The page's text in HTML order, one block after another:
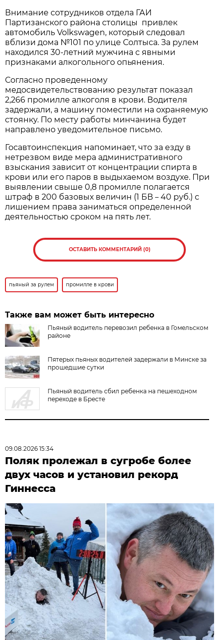
Внимание сотрудников отдела ГАИ
Партизанского района столицы привлек
автомобиль Volkswagen, который следовал
вблизи дома №101 по улице Солтыса. За рулем
находился 30-летний мужчина с явными
признаками алкогольного опьянения.
Согласно проведенному
медосвидетельствованию результат показал
2,266 промилле алкоголя в крови. Водителя
задержали, а машину поместили на охраняемую
стоянку. По месту работы минчанина будет
направлено уведомительное письмо.
Госавтоинспекция напоминает, что за езду в
нетрезвом виде мера административного
взыскания зависит от концентрации спирта в
крови или его паров в выдыхаемом воздухе. При
выявлении свыше 0,8 промилле полагается
штраф в 200 базовых величин (1 БВ– 40 руб.) с
лишением права заниматься определенной
деятельностью сроком на пять лет.
ОСТАВИТЬ КОММЕНТАРИЙ (0)
пьяный за рулем промилле в крови
Также вам может быть интересно
Пьяный водитель перевозил ребенка в Гомельском
районе
Пятерых пьяных водителей задержали в Минске за
прошедшие сутки
Пьяный водитель сбил ребенка на пешеходном
переходе в Бресте
09.08.2026 15:34
Поляк пролежал в сугробе более
двух часов и установил рекорд
Гиннесса